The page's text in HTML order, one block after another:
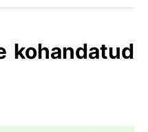
kohandatud